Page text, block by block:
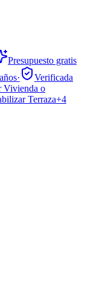
Presupuesto gratis
años·
Verificada
Vivienda o
Terraza+4